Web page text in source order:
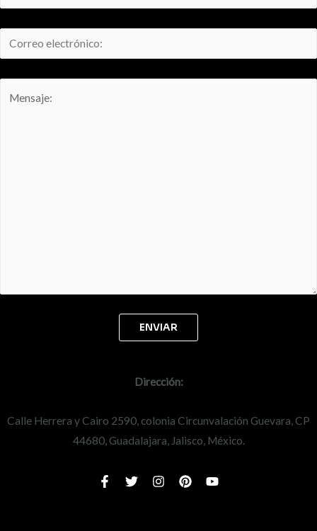
Dirección:
Calle Herrera y Cairo 2590, colonia Circunvalación Guevara, CP
44680, Guadalajara, Jalisco, México.